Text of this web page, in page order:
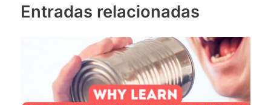
Entradas relacionadas